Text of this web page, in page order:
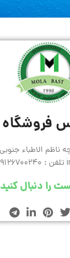
فروشگاه
را دنبال کنید